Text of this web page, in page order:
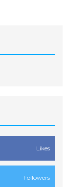
Likes
Followers